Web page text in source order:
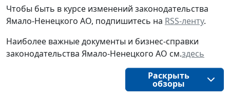
Чтобы быть в курсе изменений законодательства
Ямало-Ненецкого АО, подпишитесь на RSS-ленту.
Наиболее важные документы и бизнес-справки
законодательства Ямало-Ненецкого АО см.здесь
Раскрыть
обзоры